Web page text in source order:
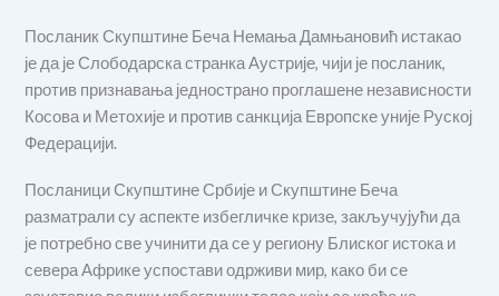
Посланик Скупштине Беча Немања Дамњановић истакао
је да је Слободарска странка Аустрије, чији је посланик,
против признавања једнострано проглашене независности
Косова и Метохије и против санкција Европске уније Руској
Федерацији.
Посланици Скупштине Србије и Скупштине Беча
разматрали су аспекте избегличке кризе, закључујући да
је потребно све учинити да се у региону Блиског истока и
севера Африке успостави одрживи мир, како би се